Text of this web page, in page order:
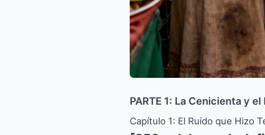
PARTE 1: La Cenicienta y
Capítulo 1: El Ruido que Hizo